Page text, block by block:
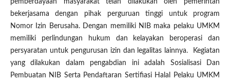
pemberdayaan masyarakat telah dilakukan oleh pemerintah
bekerjasama dengan pihak perguruan tinggi untuk program
Nomor Izin Berusaha. Dengan memiliki NIB maka pelaku UMKM
memiliki perlindungan hukum dan kelayakan beroperasi dan
persyaratan untuk pengurusan izin dan legalitas lainnya. Kegiatan
yang dilakukan dalam pengabdian ini adalah Sosialisasi Dan
Pembuatan NIB Serta Pendaftaran Sertifiasi Halal Pelaku UMKM